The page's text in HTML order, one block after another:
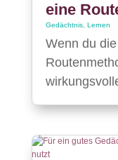
eine
Gedächtnis, Lernen
Wenn du